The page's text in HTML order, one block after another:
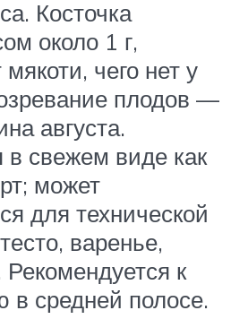
Косточка
около 1 г,
чего нет у
плодов —
августа.
в свежем виде как
может
для технической
варенье,
к
средней полосе.